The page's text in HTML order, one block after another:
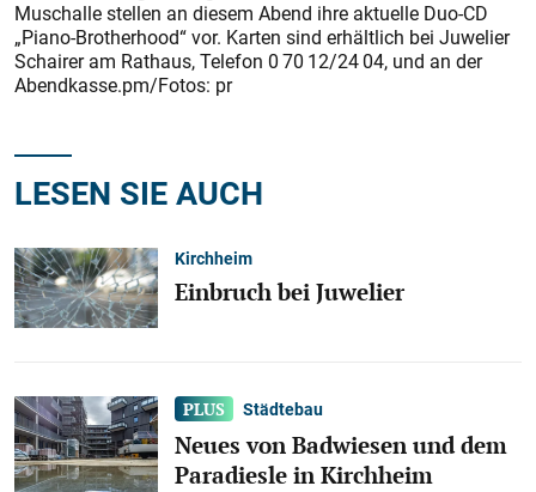
Muschalle stellen an diesem Abend ihre aktuelle Duo-CD
„Piano-Brotherhood“ vor. Karten sind erhältlich bei Juwelier
Schairer am Rathaus, Telefon 0 70 12/24 04, und an der
Abendkasse.pm/Fotos: pr
LESEN SIE AUCH
Kirchheim
Einbruch bei Juwelier
Städtebau
Neues von Badwiesen und dem
Paradiesle in Kirchheim